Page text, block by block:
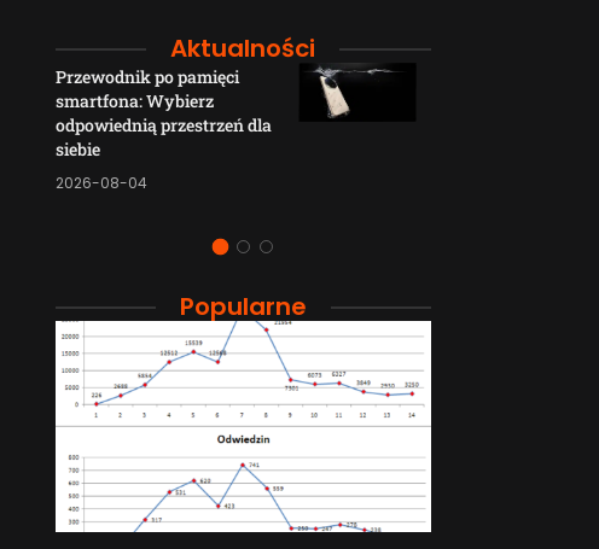
Aktualności
Przewodnik po pamięci
smartfona: Wybierz
odpowiednią przestrzeń dla
siebie
2026-08-04
Popularne